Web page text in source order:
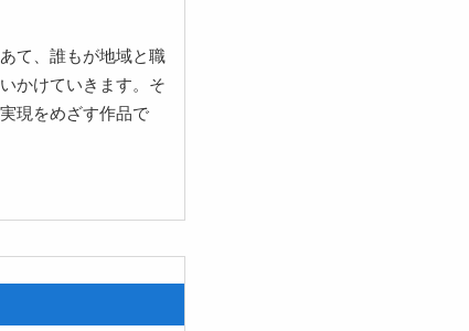
て、誰もが地域と職
かけていきます。そ
現をめざす作品で